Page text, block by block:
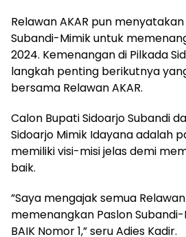
Relawan AKAR pun
Subandi-Mimik untuk
2024. Kemenangan di Pilkada
langkah penting berikutnya
bersama Relawan AKAR.
Calon Bupati Sidoarjo Subandi
Sidoarjo Mimik Idayana adalah
memiliki visi-misi jelas demi
baik.
”Saya mengajak semua
memenangkan Paslon
BAIK Nomor 1,” seru Adies Kadir.